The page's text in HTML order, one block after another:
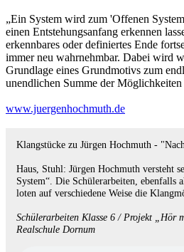
„Ein System wird zum 'Offenen
einen Entstehungsanfang erkennen
erkennbares oder definiertes Ende
immer neu wahrnehmbar. Dabei wird
Grundlage eines Grundmotivs zum
unendlichen Summe der
www.juergenhochmuth.de
Klangstücke zu Jürgen Hochmuth -
Haus, Stuhl: Jürgen Hochmuth versteht
System“. Die Schülerarbeiten, ebenfalls
loten auf verschiedene Weise die
Schülerarbeiten Klasse 6 / Projekt „Hör
Realschule Dornum